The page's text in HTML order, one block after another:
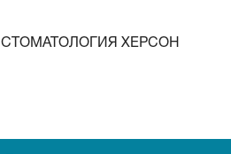
СТОМАТОЛОГИЯ ХЕРСОН